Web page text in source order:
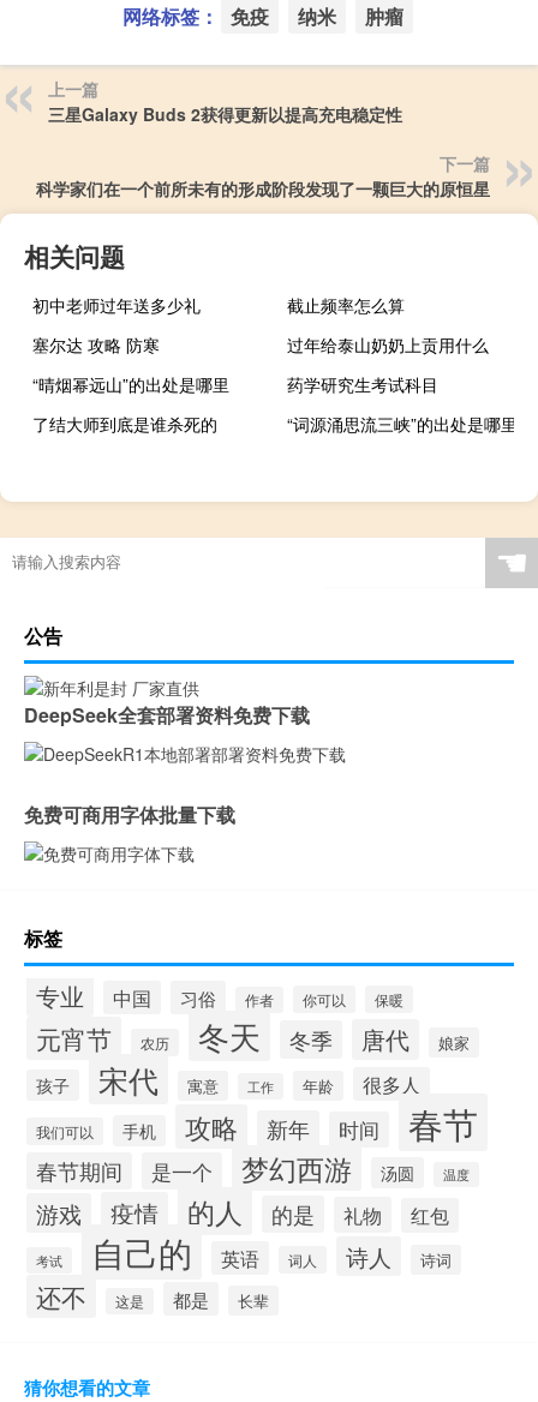
网络标签： 免疫 纳米 肿瘤
上一篇
三星Galaxy Buds 2获得更新以提高充电稳定性
下一篇
科学家们在一个前所未有的形成阶段发现了一颗巨大的原恒星
相关问题
初中老师过年送多少礼
截止频率怎么算
塞尔达 攻略 防寒
过年给泰山奶奶上贡用什么
“晴烟幂远山”的出处是哪里
药学研究生考试科目
了结大师到底是谁杀死的
“词源涌思流三峡”的出处是哪里
☚
公告
DeepSeek全套部署资料免费下载
免费可商用字体批量下载
标签
专业 中国 习俗 作者 你可以 保暖
元宵节 农历 冬天 冬季 唐代 娘家
孩子 宋代 寓意 工作 年龄 很多人
我们可以 手机 攻略 新年 时间 春节
春节期间 是一个 梦幻西游 汤圆 温度
游戏 疫情 的人 的是 礼物 红包
考试 自己的 英语 词人 诗人 诗词
还不 这是 都是 长辈
猜你想看的文章